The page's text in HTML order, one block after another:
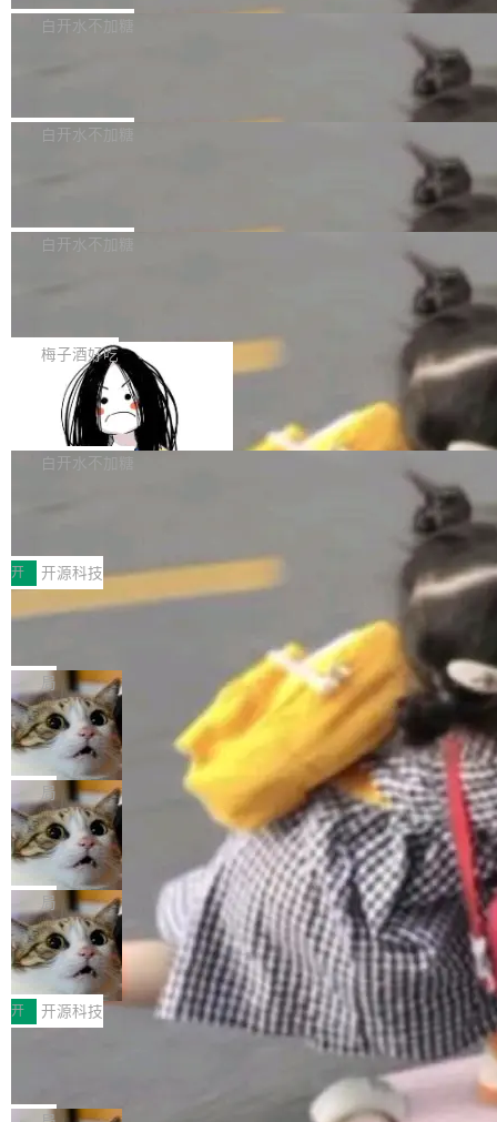
不得生成涉及安全性的关键变更，除非作者本身
36个月。 公告显示，本次宇树科技战略配售对
员工参与设立的专项资产管理计划。其中，Dee
获配9...
Bug fixes and enhancements 修复多次传递同
一个回归问题，该问题导致拉取镜像时会拒绝包
题，该问题可能导致在旧版 Linux 内核...
白开水不加糖
e 孵化器项目管理委员会（IPMC）投票中获得
P）！这一里程碑不仅标志着 Fluss 迈入新的发
白开水不加糖
长期停止内容更新，未能实现其作为“AI版维基百
提交的编辑请求也长期处于待处理状态。 Groki
pedia 于去年底上线，定位为由人工智能生成内
容的百科平台，被马斯克视为传统众包百科网站
维基百科的替代方案。Lawfare 调查发现，无论
热门页面还是低关注度页面，均未出现近期更
白开水不加糖
是这样的：配 MessageSource 的 Bean、写 R
eloadableResourceBundleMessageSource、
声明 LocaleResolver、注册 LocaleChangeInt
erceptor…五六步之后才能看到第一行翻译文
本。 Solon 换了个方式。整个 i18n 模块围绕三
梅子酒好吃
Apache Doris 4.1 全面增强 Iceberg：
支持 UPDATE、MERGE INTO 与 Iceb
erg V3
Apache Doris 4.1 要补齐的，正是缺失的那一
半。在已有查询能力的基础上，Doris 进一步支
常维护操作，并完整支持 Iceberg V3 格式。
白开水不加糖
村国家自主创新示范区会议中心开幕。本届大会
由中关村智联软件服务业质量创新联盟主办，以
“智构可信·质创未来——AI原生时代的质量新范
式”为主题，直面AI从实验室走向规模化产业落地
的核心质量命题。会上，《2026智能研发生产力
工具选型手册》发布，Testin云测的Testin XAge
nt智能测试系统入选AI测试领域代表产品。对CI
O而言，这提示了一个转变：AI测试正在从效率
工具升级为企业的质量基础设施。 CIO面对的新
现实 过去两年，CIO们的焦虑清单上多了两项：
一是如何让大模型和智能体应用安全地从PoC走
向生产，二是如何让测试团队跟得上AI应用...
开 开源科技
让非法状态不可表示：一篇关于 ADT
有一种东西，一旦用过就回不去了。Alex Fedos
eev 管它叫"软件设计的基石"。 他说的东西不新
鲜——代数数据类型（ADT），尤其是和类型
（sum type）。但他说清楚了一件事：这不是类
型系统的学术体操，是日常编码的思维方式。 文
章从一个简单的例子切入。一个网站的深色主题
设置，如果用布尔值 + 可空字段来表示——bool
ean 表示是否可切换，nullable 的默认模式、浅
色方案、深色方案——会产生大量无意义的组
合。方案缺了、配置冲突了、全 null 了。要知道
哪些组合有效，作者说，你得靠"文档、校验、或
者部落知识"。 换个写法。Rust 的 enum，两个
变体：Switchable...
局
Cloudflare 开源内部企业 AI 平台 Clou
dflare OS
Cloudflare 发布了一个开源项目 Cloudflare O
S。如果你只看官方博客，你会觉得这是又一
个"AI 知识库 + 聊天机器人"——每个大厂都在
做，没什么新鲜的。 但 Kenton Varda 在 Twitte
r 上把事情说清楚了： 今天我们发布了 Cloudfla
re OS，一个带连接器的聊天机器人，跟其他所
有科技公司做的一样。只不过，实际上它不一
样。这是 Sandstorm.io 的重制版，我十年前的
那个创业公司。不同的是，这次它构建在 Cloudf
lare Workers 上——我花了九年时间搭建的平台
——并且深度集成了 AI。这基本上是我十年秘密
局
Deno 团队开源 Celld，可自托管的分
布式 Durable Objects
Ryan Dahl 领导的 Deno 团队推出了最新开源项
目 Celld，一个能在自己机器上运行 Cloudflare
Workers 和 Durable Objects 的守护进程。 设
计思路很直接：每个对象是一个独立的 SQLite
数据库，按名称寻址，复制到你自己的 S3 兼容
存储库里。节点之间只通过这个存储库协调——
没有控制平面，没有共识协议。每个对象自带一
个小型数据库，应用天然按分片构建，单个数据
库的竞争和爆炸半径问题在设计层面就被消除
了。 闲置的 cell 会休眠到几乎不占资源。当 cel
局
鲁大师7月新机性能/流畅/AI榜：vivo夺
性能、流畅双第一，三星Galaxy Z系列
新折叠缺席
2026年7月的手机市场，由于存储等硬件成本暴
增，手机厂商的日子也不好过啊，新机速度明显
放缓，因此硝烟味淡了许多。新机参数规格除开
Fold8 / Z Flip8）外，其余要么是中低端机器，
例如iQOO Z11i、REDMI Note 17、REDMI No
开 开源科技
Zed 编辑器团队发布了新项目——DeltaDB，一
个在 git commit 之间记录每一次编辑操作的版